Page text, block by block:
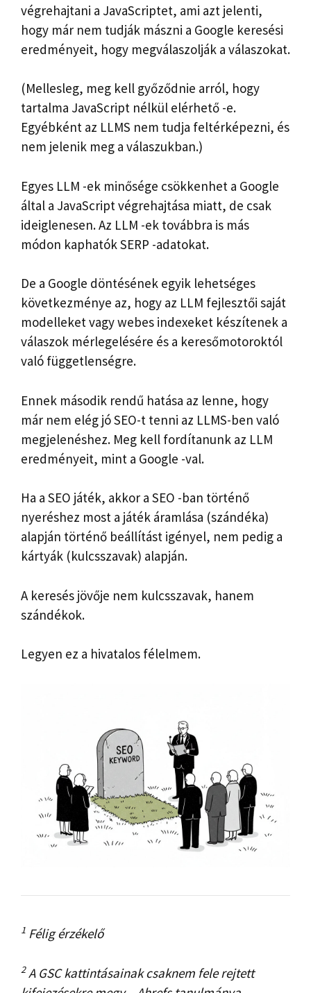
végrehajtani a JavaScriptet, ami azt jelenti,
hogy már nem tudják mászni a Google keresési
eredményeit, hogy megválaszolják a válaszokat.
(Mellesleg, meg kell győződnie arról, hogy
tartalma JavaScript nélkül elérhető -e.
Egyébként az LLMS nem tudja feltérképezni, és
nem jelenik meg a válaszukban.)
Egyes LLM -ek minősége csökkenhet a Google
által a JavaScript végrehajtása miatt, de csak
ideiglenesen. Az LLM -ek továbbra is más
módon kaphatók SERP -adatokat.
De a Google döntésének egyik lehetséges
következménye az, hogy az LLM fejlesztői saját
modelleket vagy webes indexeket készítenek a
válaszok mérlegelésére és a keresőmotoroktól
való függetlenségre.
Ennek második rendű hatása az lenne, hogy
már nem elég jó SEO-t tenni az LLMS-ben való
megjelenéshez. Meg kell fordítanunk az LLM
eredményeit, mint a Google -val.
Ha a SEO játék, akkor a SEO -ban történő
nyeréshez most a játék áramlása (szándéka)
alapján történő beállítást igényel, nem pedig a
kártyák (kulcsszavak) alapján.
A keresés jövője nem kulcsszavak, hanem
szándékok.
Legyen ez a hivatalos félelmem.
1 Félig érzékelő
2A GSC kattintásainak csaknem fele rejtett